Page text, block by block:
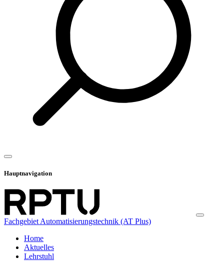
Hauptnavigation
Fachgebiet Automatisierungstechnik (AT Plus)
Home
Aktuelles
Lehrstuhl